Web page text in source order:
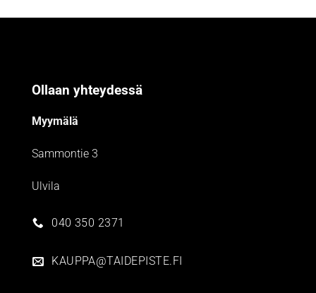
Ollaan yhteydessä
Myymälä
Sammontie 3
Ulvila
040 350 2371
KAUPPA@TAIDEPISTE.FI